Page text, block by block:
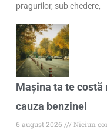
pragurilor, sub chedere,
Mașina ta te
cauza benzinei
6 august 2026
Niciun